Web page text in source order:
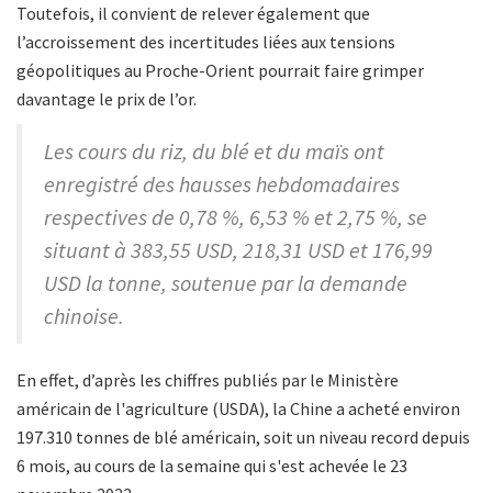
Toutefois, il convient de relever également que
l’accroissement des incertitudes liées aux tensions
géopolitiques au Proche-Orient pourrait faire grimper
davantage le prix de l’or.
Les cours du riz, du blé et du maïs ont
enregistré des hausses hebdomadaires
respectives de 0,78 %, 6,53 % et 2,75 %, se
situant à 383,55 USD, 218,31 USD et 176,99
USD la tonne, soutenue par la demande
chinoise.
En effet, d’après les chiffres publiés par le Ministère
américain de l'agriculture (USDA), la Chine a acheté environ
197.310 tonnes de blé américain, soit un niveau record depuis
6 mois, au cours de la semaine qui s'est achevée le 23